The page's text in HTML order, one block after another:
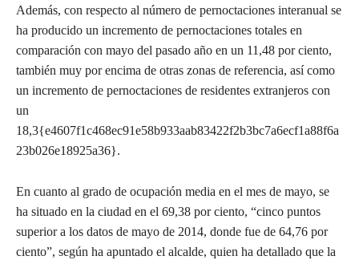
Además, con respecto al número de pernoctaciones interanual se
ha producido un incremento de pernoctaciones totales en
comparación con mayo del pasado año en un 11,48 por ciento,
también muy por encima de otras zonas de referencia, así como
un incremento de pernoctaciones de residentes extranjeros con
un
18,3{e4607f1c468ec91e58b933aab83422f2b3bc7a6ecf1a88f6a
23b026e18925a36}.
En cuanto al grado de ocupación media en el mes de mayo, se
ha situado en la ciudad en el 69,38 por ciento, “cinco puntos
superior a los datos de mayo de 2014, donde fue de 64,76 por
ciento”, según ha apuntado el alcalde, quien ha detallado que la